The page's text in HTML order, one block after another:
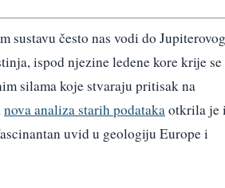
sustavu često nas vodi do Jupiterovog
ispod njezine ledene kore krije se
silama koje stvaraju pritisak na
nova analiza starih podatakaotkrila je
uvid u geologiju Europe i